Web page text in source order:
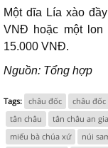
Một dĩa Lía xào
VNĐ hoặc một lon
15.000 VNĐ.
Nguồn: Tổng hợp
Tags: châu đốc châu đốc
tân châu
tân châu an
miếu bà chúa xứ
núi